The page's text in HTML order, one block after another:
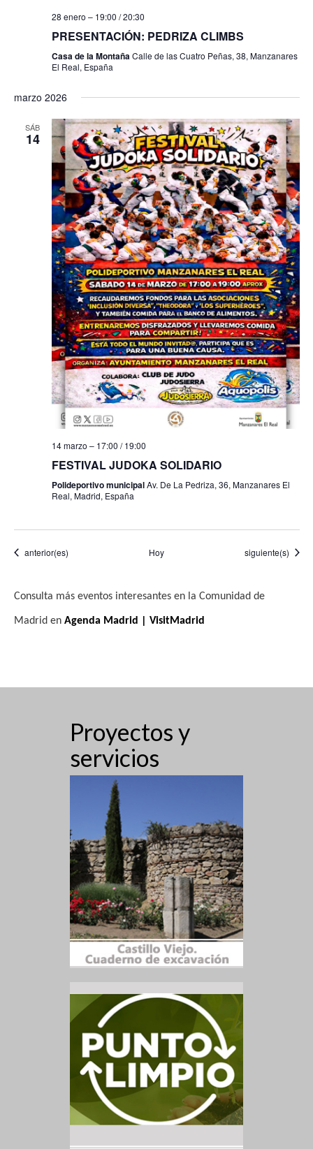
28 enero – 19:00 /20:30
PRESENTACIÓN: PEDRIZA CLIMBS
Casa de la MontañaCalle de las Cuatro Peñas, 38, Manzanares
El Real, España
marzo 2026
SÁB
14
14 marzo – 17:00 /19:00
FESTIVAL JUDOKA SOLIDARIO
Polideportivo municipalAv. De La Pedriza, 36, Manzanares El
Real, Madrid, España
Eventos
anterior(es) Hoy Eventos
siguiente(s)
Consulta más eventos interesantes en la Comunidad de
Madrid en Agenda Madrid | VisitMadrid
Proyectos y
servicios